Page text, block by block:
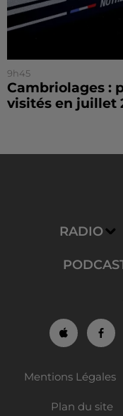
9h45
Cambriolages :
visités en juillet
RADIO
Mentions Légales
Plan du site